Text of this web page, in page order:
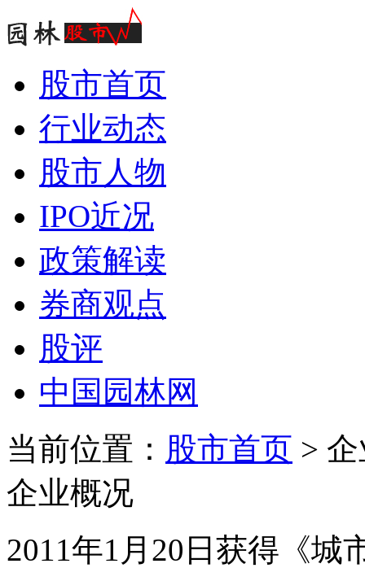
股市首页
行业动态
股市人物
IPO近况
政策解读
券商观点
股评
中国园林网
当前位置： 股市首页 >
企业概况
2011年1月20日获得《城